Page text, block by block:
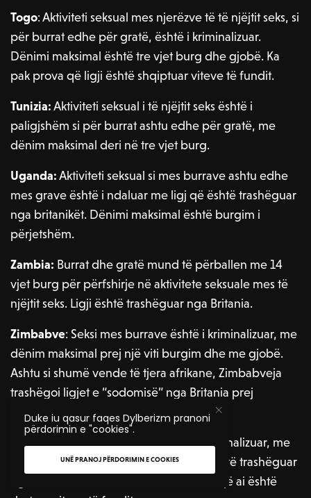
Togo: Aktiviteti seksual mes njerëzve të të njëjtit seks, si
për burrat edhe për gratë, është i kriminalizuar.
Dënimi maksimal është tre vjet burg dhe gjobë. Ka
pak prova që ligji është shqiptuar viteve të fundit.
Tunizia:Aktiviteti seksual i të njëjtit seks është i
paligjshëm si për burrat ashtu edhe për gratë, me
dënim maksimal deri në tre vjet burg.
Uganda:Aktiviteti seksual si mes burrave ashtu edhe
mes grave është i ndaluar me ligj që është trashëguar
nga britanikët. Dënimi maksimal është burgim i
përjetshëm.
Zambia: Burrat dhe gratë mund të përballen me 14
vjet burg për përfshirje në aktivitete seksuale mes të
njëjtit seks. Ligji është trashëguar nga Britania.
Zimbabve: Seksi mes burrave është i kriminalizuar, me
dënim maksimal prej një viti burgim dhe me gjobë.
Ashtu si shumë vende të tjera afrikane, Zimbabveja
trashëgoi ligjet e “sodomisë” nga Britania prej
kolonizimit.
Grenada: Seksi mes burrave është i kriminalizuar, me
dënim maksimal 10 vjet burgim. Ligji është trashëguar
nga Britania dhe nuk ka shumë dëshmi që ai është
Duke iu qasur faqes Dylberizm pranoni
përdorimin e "cookies".
UNË PRANOJ PËRDORIMIN E COOKIES